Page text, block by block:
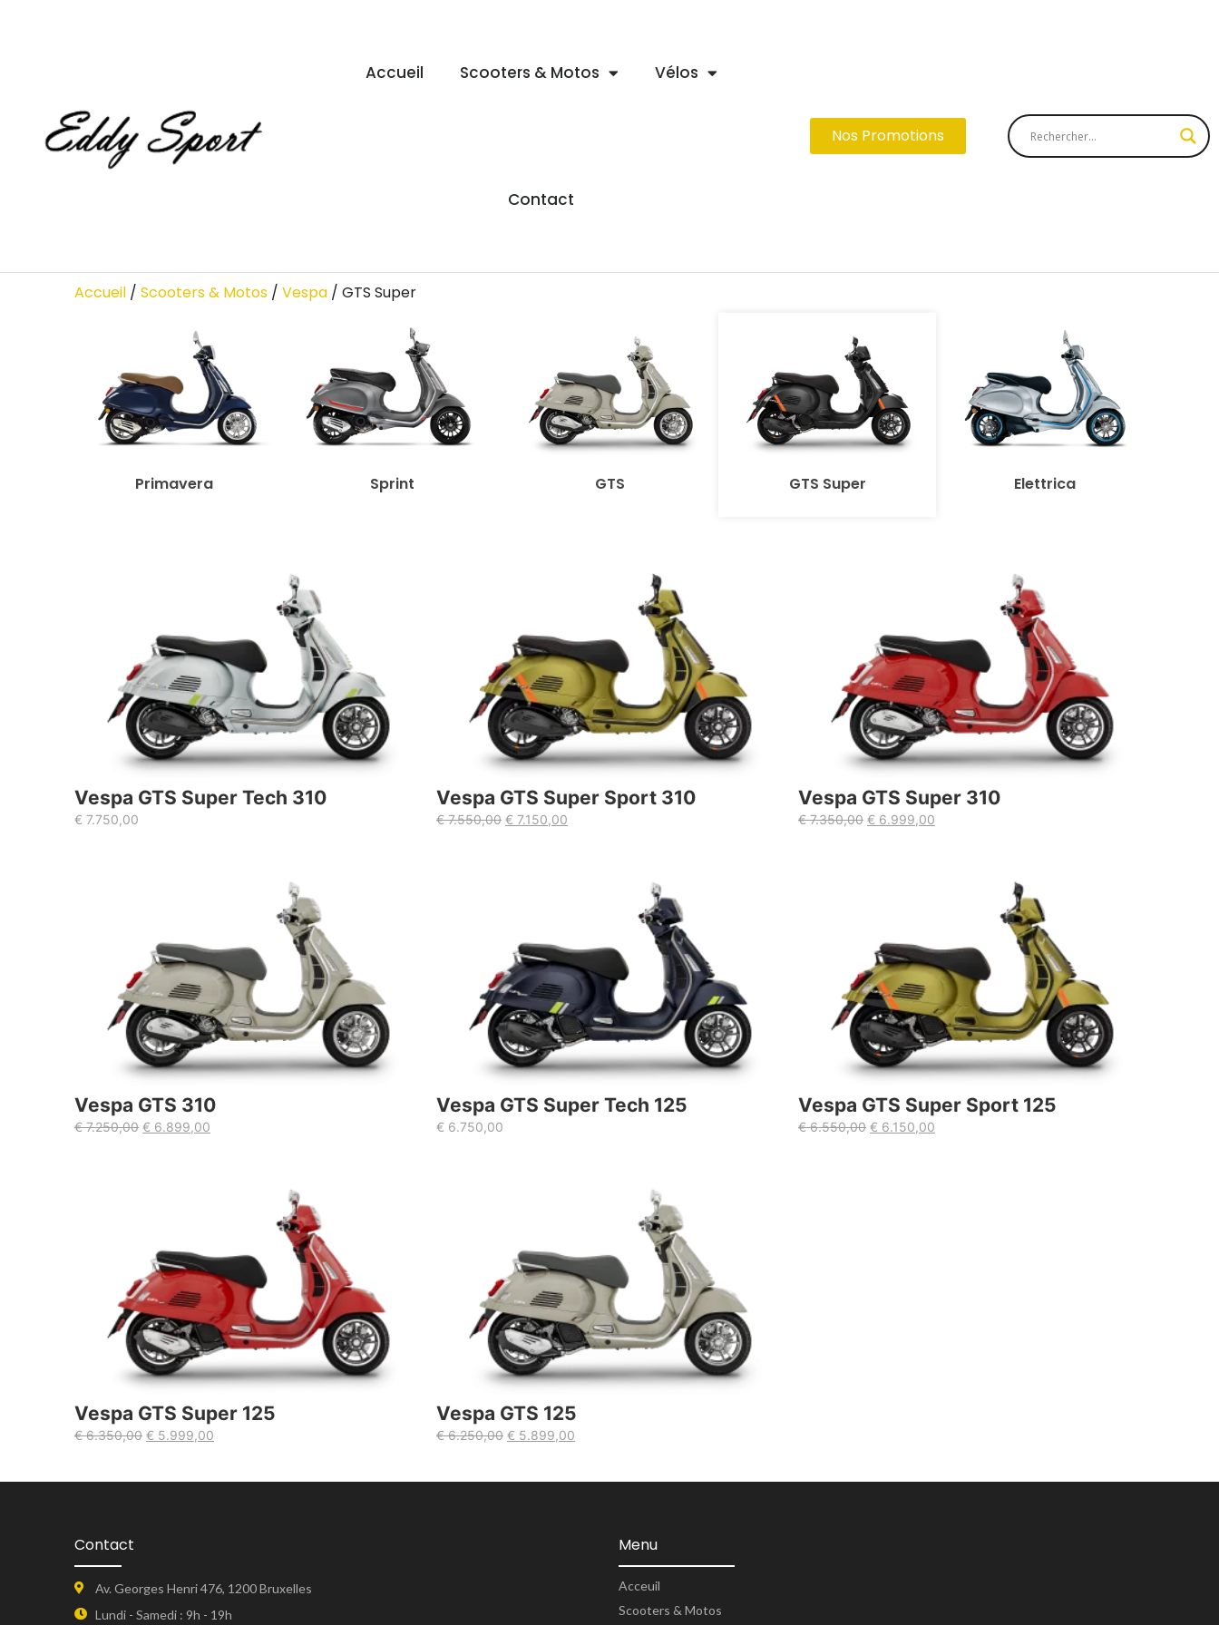
Accueil Scooters & Motos Vélos
Contact
Nos Promotions
Accueil / Scooters & Motos / Vespa / GTS Super
Primavera Sprint GTS GTS Super Elettrica
Vespa GTS Super Tech 310
€ 7.750,00
Vespa GTS Super Sport 310
€7.550,00 € 7.150,00
Vespa GTS Super 310
€7.350,00 € 6.999,00
Vespa GTS 310
€7.250,00 € 6.899,00
Vespa GTS Super Tech 125
€ 6.750,00
Vespa GTS Super Sport 125
€6.550,00 € 6.150,00
Vespa GTS Super 125
€6.350,00 € 5.999,00
Vespa GTS 125
€6.250,00 € 5.899,00
Contact
Av. Georges Henri 476, 1200 Bruxelles
Lundi - Samedi : 9h - 19h
Menu
Acceuil
Scooters & Motos